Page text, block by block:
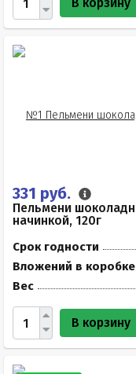
331 руб.
Пельмени
начинкой, 120г
Срок годности
Вложений в коробке
Вес
В корзину